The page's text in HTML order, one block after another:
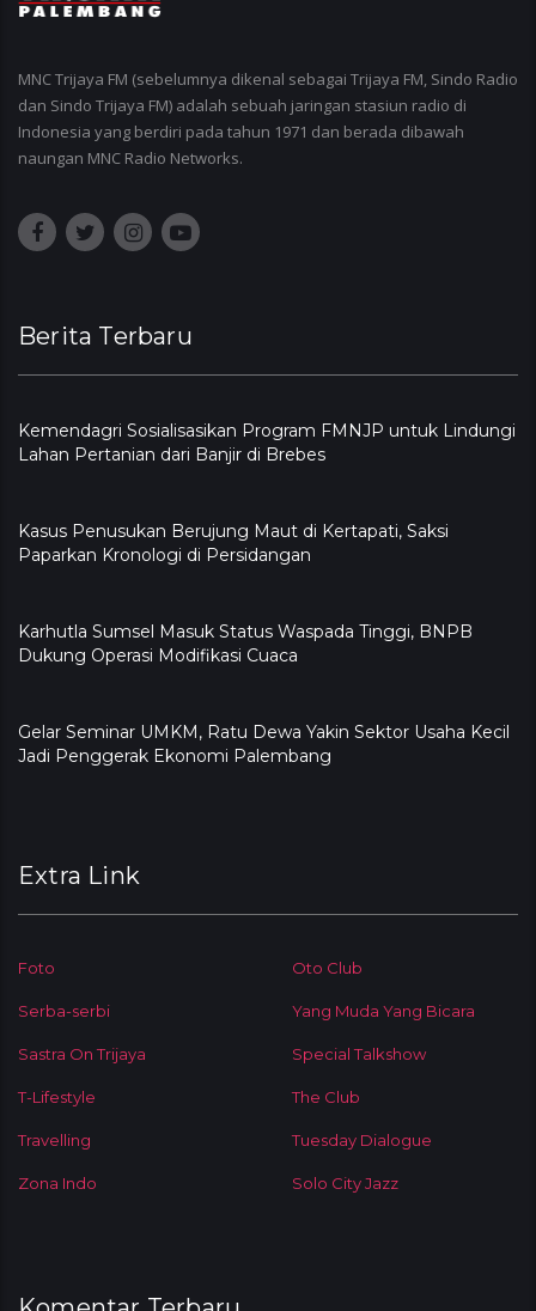
MNC Trijaya FM (sebelumnya dikenal sebagai Trijaya FM, Sindo Radio
dan Sindo Trijaya FM) adalah sebuah jaringan stasiun radio di
Indonesia yang berdiri pada tahun 1971 dan berada dibawah
naungan MNC Radio Networks.
Berita Terbaru
Kemendagri Sosialisasikan Program FMNJP untuk Lindungi
Lahan Pertanian dari Banjir di Brebes
Kasus Penusukan Berujung Maut di Kertapati, Saksi
Paparkan Kronologi di Persidangan
Karhutla Sumsel Masuk Status Waspada Tinggi, BNPB
Dukung Operasi Modifikasi Cuaca
Gelar Seminar UMKM, Ratu Dewa Yakin Sektor Usaha Kecil
Jadi Penggerak Ekonomi Palembang
Extra Link
Foto Oto Club
Serba-serbi Yang Muda Yang Bicara
Sastra On Trijaya Special Talkshow
T-Lifestyle The Club
Travelling Tuesday Dialogue
Zona Indo Solo City Jazz